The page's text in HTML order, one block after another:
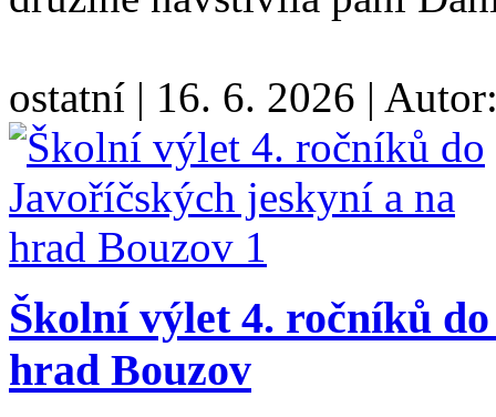
ostatní | 16. 6. 2026 |
Školní výlet 4. ročníků
hrad Bouzov